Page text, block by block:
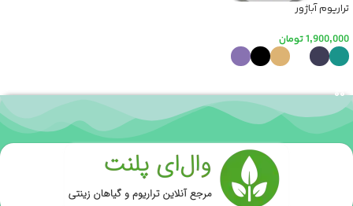
تراریوم آباژور
1,900,000تومان